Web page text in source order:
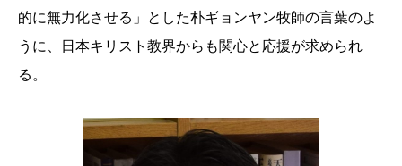
的に無力化させる」とした朴ギョンヤン牧師の言葉のよ
うに、日本キリスト教界からも関心と応援が求められ
る。